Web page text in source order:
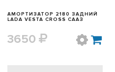
АМОРТИЗАТОР 2180 ЗАДНИЙ
LADA VESTA CROSS СААЗ
3650